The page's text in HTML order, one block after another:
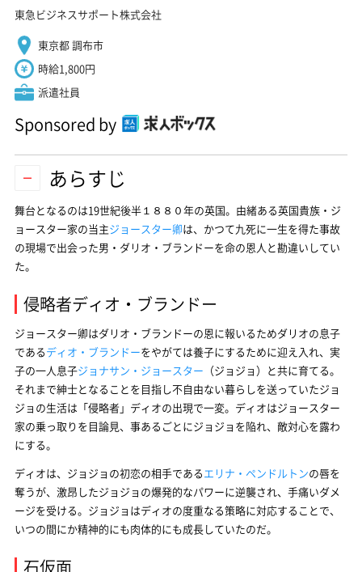
東急ビジネスサポート株式会社
東京都 調布市
時給1,800円
派遣社員
Sponsored by
あらすじ
舞台となるのは19世紀後半１８８０年の英国。由緒ある英国貴族・ジ
ョースター家の当主ジョースター卿は、かつて九死に一生を得た事故
の現場で出会った男・ダリオ・ブランドーを命の恩人と勘違いしてい
た。
侵略者ディオ・ブランドー
ジョースター卿はダリオ・ブランドーの恩に報いるためダリオの息子
であるディオ・ブランドーをやがては養子にするために迎え入れ、実
子の一人息子ジョナサン・ジョースター （ジョジョ）と共に育てる。
それまで紳士となることを目指し不自由ない暮らしを送っていたジョ
ジョの生活は「侵略者」ディオの出現で一変。ディオはジョースター
家の乗っ取りを目論見、事あるごとにジョジョを陥れ、敵対心を露わ
にする。
ディオは、ジョジョの初恋の相手である エリナ・ペンドルトンの唇を
奪うが、激昂したジョジョの爆発的なパワーに逆襲され、手痛いダメ
ージを受ける。ジョジョはディオの度重なる策略に対応することで、
いつの間にか精神的にも肉体的にも成長していたのだ。
石仮面